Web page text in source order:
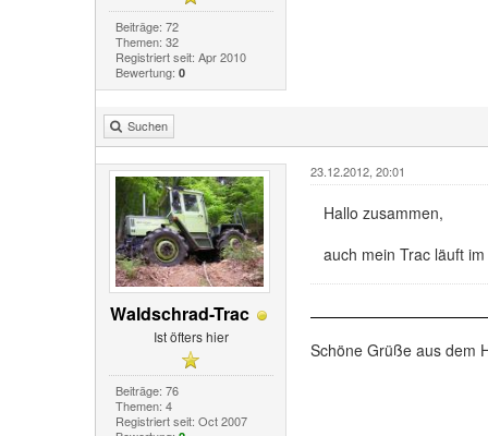
Beiträge: 72
Themen: 32
Registriert seit: Apr 2010
Bewertung: 0
Suchen
Waldschrad-Trac
Ist öfters hier
Beiträge: 76
Themen: 4
Registriert seit: Oct 2007
23.12.2012, 20:01
Hallo zusammen,
auch mein Trac läuft
Schöne Grüße aus dem